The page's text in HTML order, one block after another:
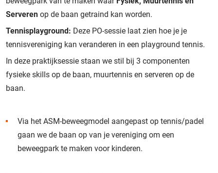
Serveren op de baan getraind kan worden.
Tennisplayground: Deze PO-sessie laat zien hoe je je
tennisvereniging kan veranderen in een playground tennis.
In deze praktijksessie staan we stil bij 3 componenten
fysieke skills op de baan, muurtennis en serveren op de
baan.
Via het ASM-beweegmodel aangepast op tennis/padel
gaan we de baan op van je vereniging om een
beweegpark te maken voor kinderen.